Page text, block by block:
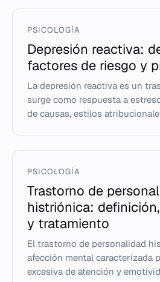
PSICOLOGÍA
Depresión reactiva:
factores de riesgo y
La depresión reactiva es un
surge como respuesta a
de causas, estilos
PSICOLOGÍA
Trastorno de
histriónica:
y tratamiento
El trastorno de personalidad
afección mental caracterizada
excesiva de atención y